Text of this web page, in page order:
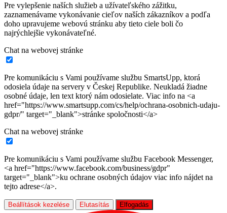
Pre vylepšenie naších služieb a užívateľského zážitku,
zaznamenávame vykonávanie cieľov naších zákazníkov a podľa
doho upravujeme webovú stránku aby tieto ciele boli čo
najrýchlejšie vykonávateľné.
Chat na webovej stránke
Pre komunikáciu s Vami používame službu SmartsUpp, ktorá
odosiela údaje na servery v Českej Republike. Neukladá žiadne
osobné údaje, len text ktorý nám odosielate. Viac info na <a
href="https://www.smartsupp.com/cs/help/ochrana-osobnich-udaju-
gdpr/" target="_blank">stránke spoločnosti</a>
Chat na webovej stránke
Pre komunikáciu s Vami používame službu Facebook Messenger,
<a href="https://www.facebook.com/business/gdpr"
target="_blank">ku ochrane osobných údajov viac info nájdet na
tejto adrese</a>.
Beállítások kezelése Elutasítás Elfogadás